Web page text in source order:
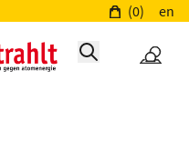
(0) en